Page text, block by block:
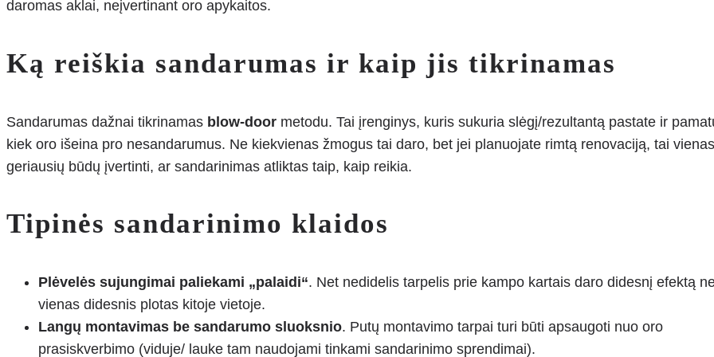
daromas aklai, neįvertinant oro apykaitos.
Ką reiškia sandarumas ir kaip jis tikrinamas
Sandarumas dažnai tikrinamas blow-door metodu. Tai įrenginys, kuris sukuria slėgį/rezultantą pastate ir
kiek oro išeina pro nesandarumus. Ne kiekvienas žmogus tai daro, bet jei planuojate rimtą renovaciją, tai vienas
geriausių būdų įvertinti, ar sandarinimas atliktas taip, kaip reikia.
Tipinės sandarinimo klaidos
Plėvelės sujungimai paliekami „palaidi“. Net nedidelis tarpelis prie kampo kartais daro didesnį efektą
vienas didesnis plotas kitoje vietoje.
Langų montavimas be sandarumo sluoksnio. Putų montavimo tarpai turi būti apsaugoti nuo oro
prasiskverbimo (viduje/ lauke tam naudojami tinkami sandarinimo sprendimai).